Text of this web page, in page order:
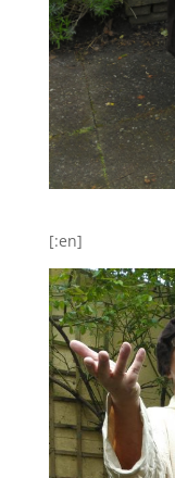
[:en]